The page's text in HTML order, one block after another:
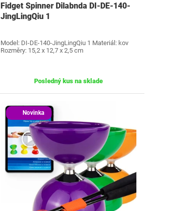
Fidget Spinner Dilabnda DI-DE-140-
JingLingQiu 1
Model: DI-DE-140-JingLingQiu 1 Materiál: kov
Rozměry: 15,2 x 12,7 x 2,5 cm
Posledný kus na sklade
Novinka